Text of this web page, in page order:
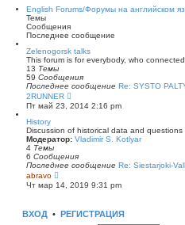
н
е
у
с
о
б
щ
е
н
и
ю
й
и
к
п
о
с
е
д
н
е
с
о
б
щ
н
English Forums/Форумы на английском
Темы
Сообщения
Последнее сообщение
Zelenogorsk talks
This forum is for everybody, who
13 Темы
59 Сообщения
Последнее сообщение Re: SYSTO
2RUNNER
е
р
й
т
к
п
с
л
н
Пт май 23, 2014 2:16 pm
History
Discussion of historical data and
Модератор: Vladimir S. Kotlyar
4 Темы
6 Сообщения
Последнее сообщение Re: Siestarjoki-
abravo
е
р
т
Чт мар 14, 2019 9:31 pm
ВХОД • РЕГИСТРАЦИЯ